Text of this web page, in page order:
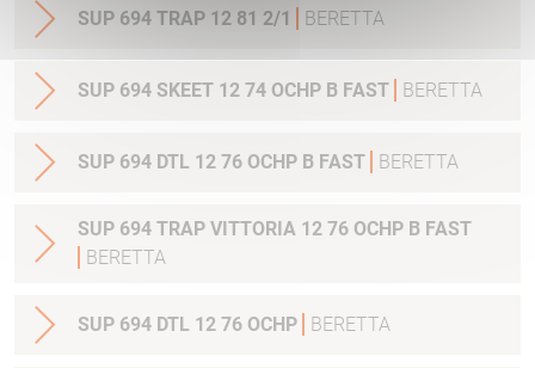
SUP 694 TRAP 12 81 2/1 BERETTA
SUP 694 SKEET 12 74 OCHP B FAST BERETTA
SUP 694 DTL 12 76 OCHP B FAST BERETTA
SUP 694 TRAP VITTORIA 12 76 OCHP B FAST
BERETTA
SUP 694 DTL 12 76 OCHP BERETTA